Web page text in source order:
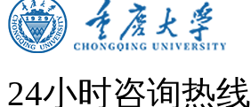
24小时咨询热线